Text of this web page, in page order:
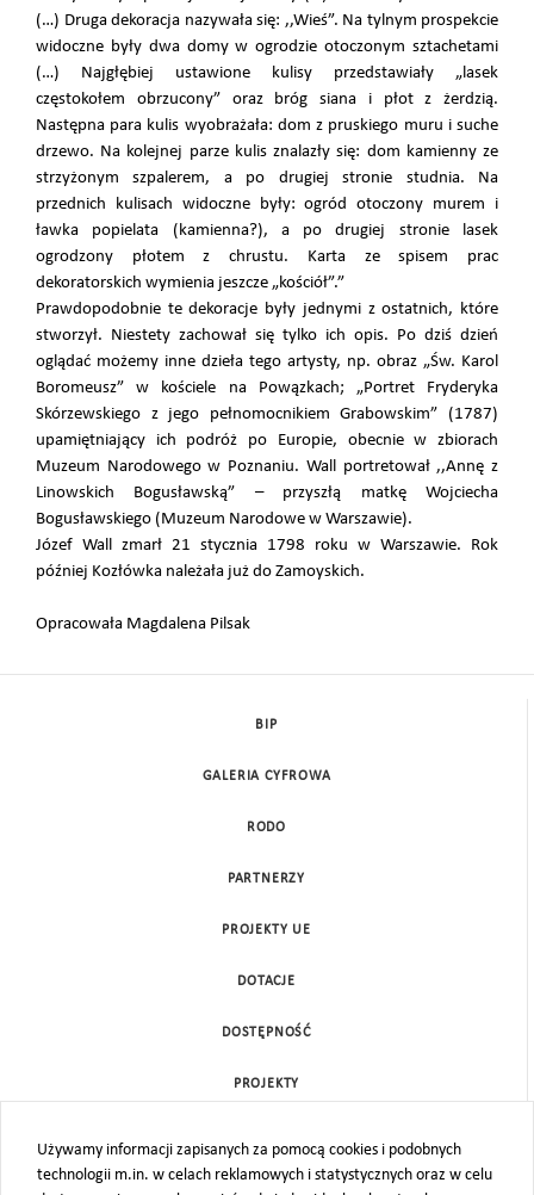
(…) Druga dekoracja nazywała się: ,,Wieś”. Na tylnym prospekcie
widoczne były dwa domy w ogrodzie otoczonym sztachetami
(…) Najgłębiej ustawione kulisy przedstawiały „lasek
częstokołem obrzucony” oraz bróg siana i płot z żerdzią.
Następna para kulis wyobrażała: dom z pruskiego muru i suche
drzewo. Na kolejnej parze kulis znalazły się: dom kamienny ze
strzyżonym szpalerem, a po drugiej stronie studnia. Na
przednich kulisach widoczne były: ogród otoczony murem i
ławka popielata (kamienna?), a po drugiej stronie lasek
ogrodzony płotem z chrustu. Karta ze spisem prac
dekoratorskich wymienia jeszcze „kościół”.”
Prawdopodobnie te dekoracje były jednymi z ostatnich, które
stworzył. Niestety zachował się tylko ich opis. Po dziś dzień
oglądać możemy inne dzieła tego artysty, np. obraz „Św. Karol
Boromeusz” w kościele na Powązkach; „Portret Fryderyka
Skórzewskiego z jego pełnomocnikiem Grabowskim” (1787)
upamiętniający ich podróż po Europie, obecnie w zbiorach
Muzeum Narodowego w Poznaniu. Wall portretował ,,Annę z
Linowskich Bogusławską” – przyszłą matkę Wojciecha
Bogusławskiego (Muzeum Narodowe w Warszawie).
Józef Wall zmarł 21 stycznia 1798 roku w Warszawie. Rok
później Kozłówka należała już do Zamoyskich.
Opracowała Magdalena Pilsak
Używamy informacji zapisanych za pomocą cookies i podobnych
technologii m.in. w celach reklamowych i statystycznych oraz w celu
BIP
GALERIA CYFROWA
RODO
PARTNERZY
PROJEKTY UE
DOTACJE
DOSTĘPNOŚĆ
PROJEKTY
MAPA STRONY